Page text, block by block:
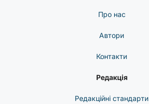
Про нас
Автори
Контакти
Редакція
Редакційні стандарти